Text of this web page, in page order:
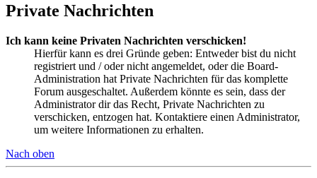
Private Nachrichten
Ich kann keine Privaten Nachrichten verschicken!
Hierfür kann es drei Gründe geben: Entweder bist du nicht
registriert und / oder nicht angemeldet, oder die Board-
Administration hat Private Nachrichten für das komplette
Forum ausgeschaltet. Außerdem könnte es sein, dass der
Administrator dir das Recht, Private Nachrichten zu
verschicken, entzogen hat. Kontaktiere einen Administrator,
um weitere Informationen zu erhalten.
Nach oben